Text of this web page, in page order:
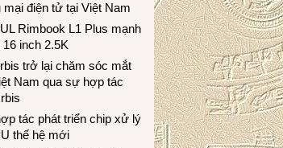
điện tử tại Việt Nam
Rimbook L1 Plus mạnh
inch 2.5K
trở lại chăm sóc mắt
Nam qua sự hợp tác
tác phát triển chip xử lý
thế hệ mới